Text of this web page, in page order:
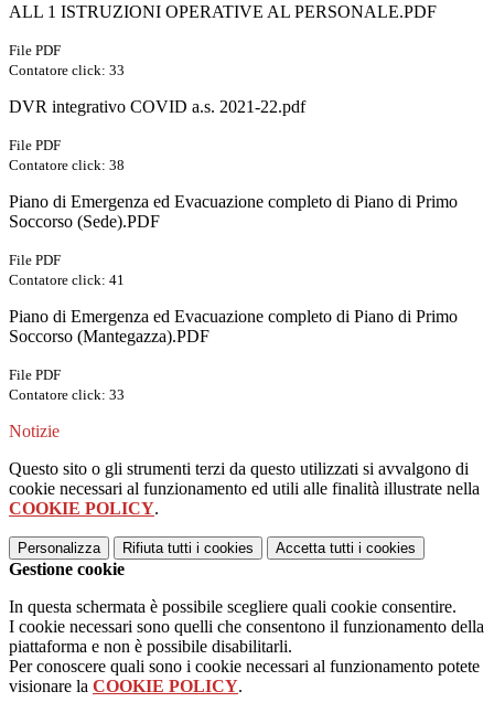
ALL 1 ISTRUZIONI OPERATIVE AL PERSONALE.PDF
File PDF
Contatore click: 33
DVR integrativo COVID a.s. 2021-22.pdf
File PDF
Contatore click: 38
Piano di Emergenza ed Evacuazione completo di Piano di Primo
Soccorso (Sede).PDF
File PDF
Contatore click: 41
Piano di Emergenza ed Evacuazione completo di Piano di Primo
Soccorso (Mantegazza).PDF
File PDF
Contatore click: 33
Notizie
Questo sito o gli strumenti terzi da questo utilizzati si avvalgono di
cookie necessari al funzionamento ed utili alle finalità illustrate nella
COOKIE POLICY.
Personalizza Rifiuta tutti i cookies Accetta tutti i cookies
Gestione cookie
In questa schermata è possibile scegliere quali cookie consentire.
I cookie necessari sono quelli che consentono il funzionamento della
piattaforma e non è possibile disabilitarli.
Per conoscere quali sono i cookie necessari al funzionamento potete
visionare la COOKIE POLICY.